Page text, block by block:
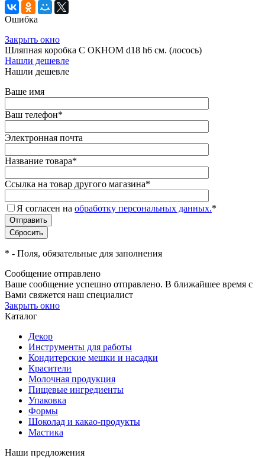
Ошибка
Закрыть окно
Шляпная коробка С ОКНОМ d18 h6 см. (лосось)
Нашли дешевле
Нашли дешевле
Ваше имя
Ваш телефон*
Электронная почта
Название товара*
Ссылка на товар другого магазина*
Я согласен на обработку персональных данных.*
* - Поля, обязательные для заполнения
Сообщение отправлено
Ваше сообщение успешно отправлено. В ближайшее время с
Вами свяжется наш специалист
Закрыть окно
Каталог
Декор
Инструменты для работы
Кондитерские мешки и насадки
Красители
Молочная продукция
Пищевые ингредиенты
Упаковка
Формы
Шоколад и какао-продукты
Мастика
Наши предложения